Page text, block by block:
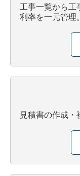
工事一覧から工
利率を一元管理。
見積書の作成・